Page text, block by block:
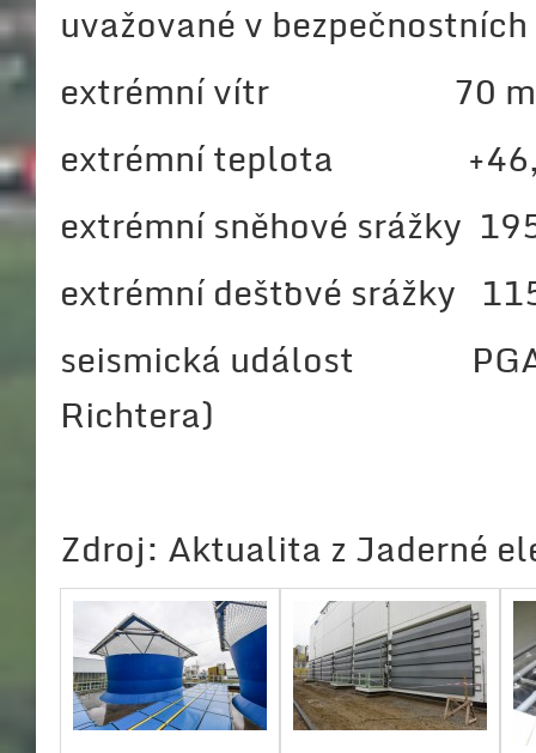
uvažované v
extrémní vítr 70 m/s
extrémní teplota +46,2
extrémní sněhové srážky
extrémní dešťové srážky
seismická událost PGA -
Richtera)
Zdroj: Aktualita z Jaderné